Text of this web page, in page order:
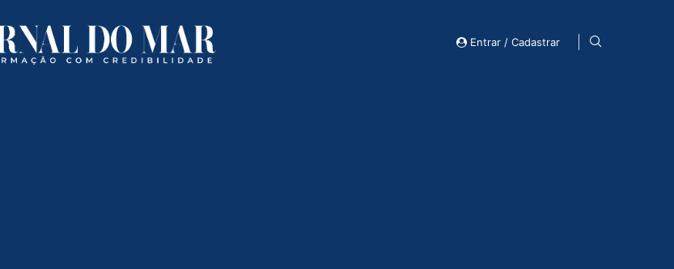
Entrar / Cadastrar